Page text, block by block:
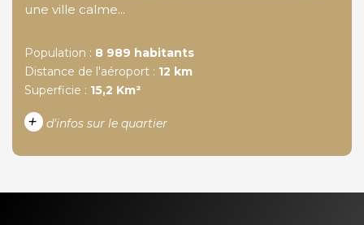
une ville calme...
Population : 8 989 habitants
Distance de l'aéroport : 12 km
Superficie : 15,2 Km²
+ d'infos sur le quartier